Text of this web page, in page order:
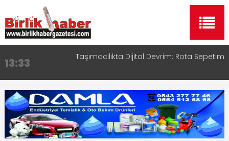
13:33 Taşımacılıkta Dijital Devrim: Rota Sepetim
17:15
Aksaray OSB Bölge Müdürü Makam Koltuğunu
Çocuklara Bıraktı
16:00
Aksaray Esnaf Rehberi ile Google ve Yapay Zeka
Aramalarında Öne Çıkın
8:23 Aksaray Esnaf Rehberi Hizmete Girdi